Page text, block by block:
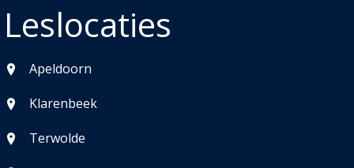
Leslocaties
Apeldoorn
Klarenbeek
Terwolde